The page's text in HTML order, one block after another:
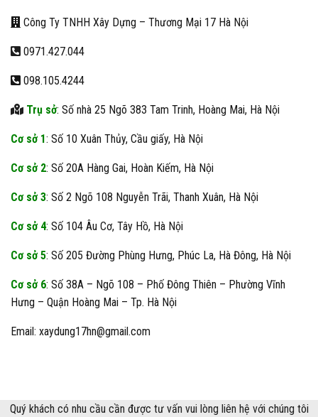
Công Ty TNHH Xây Dựng – Thương Mại 17 Hà Nội
0971.427.044
098.105.4244
Trụ sở: Số nhà 25 Ngõ 383 Tam Trinh, Hoàng Mai, Hà Nội
Cơ sở 1: Số 10 Xuân Thủy, Cầu giấy, Hà Nội
Cơ sở 2: Số 20A Hàng Gai, Hoàn Kiếm, Hà Nội
Cơ sở 3: Số 2 Ngõ 108 Nguyễn Trãi, Thanh Xuân, Hà Nội
Cơ sở 4: Số 104 Âu Cơ, Tây Hồ, Hà Nội
Cơ sở 5: Số 205 Đường Phùng Hưng, Phúc La, Hà Đông, Hà Nội
Cơ sở 6: Số 38A – Ngõ 108 – Phố Đông Thiên – Phường Vĩnh
Hưng – Quận Hoàng Mai – Tp. Hà Nội
Email: xaydung17hn@gmail.com
Quý khách có nhu cầu cần được tư vấn vui lòng liên hệ với chúng tôi